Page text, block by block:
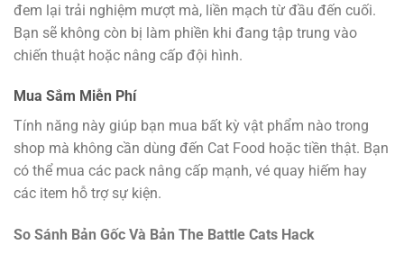
đem lại trải nghiệm mượt mà, liền mạch từ đầu đến cuối.
Bạn sẽ không còn bị làm phiền khi đang tập trung vào
chiến thuật hoặc nâng cấp đội hình.
Mua Sắm Miễn Phí
Tính năng này giúp bạn mua bất kỳ vật phẩm nào trong
shop mà không cần dùng đến Cat Food hoặc tiền thật. Bạn
có thể mua các pack nâng cấp mạnh, vé quay hiếm hay
các item hỗ trợ sự kiện.
So Sánh Bản Gốc Và Bản The Battle Cats Hack